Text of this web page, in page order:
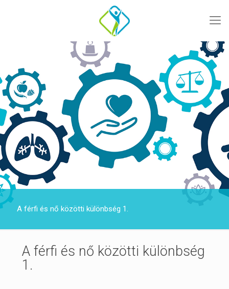
A férfi és nő közötti különbség 1.
A férfi és nő közötti különbség
1.